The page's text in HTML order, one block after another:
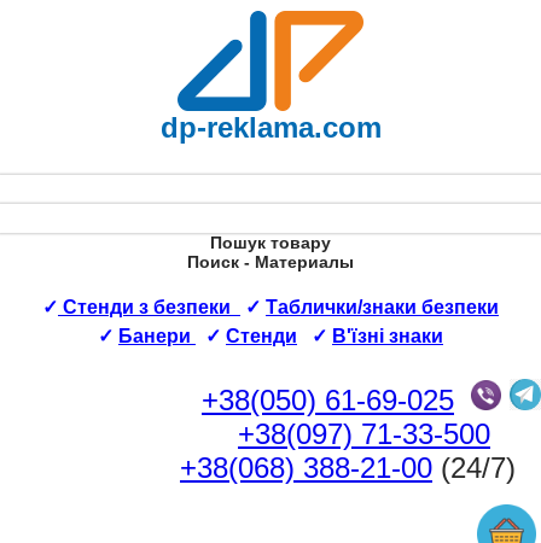
dp-reklama.com
Пошук товару
Поиск - Материалы
✓ Стенди з безпеки ✓ Таблички/знаки безпеки
✓ Банери ✓ Стенди ✓ В'їзні знаки
+38(050) 61-69-025
+38(097) 71-33-500
+38(068) 388-21-00 (24/7)